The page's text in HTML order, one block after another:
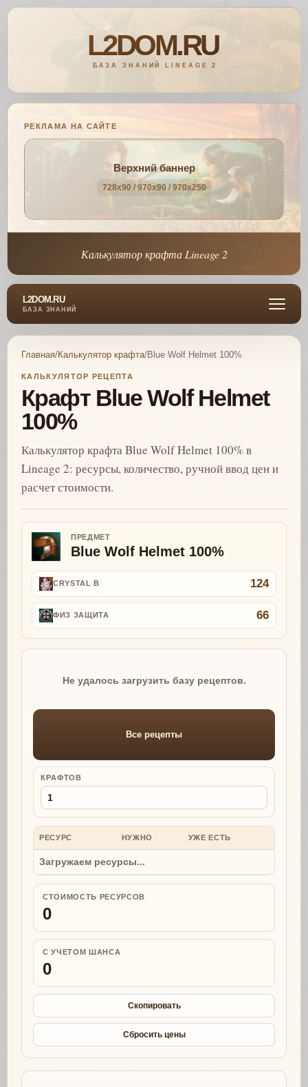
РЕКЛАМА НА САЙТЕ
Верхний баннер
728x90 / 970x90 / 970x250
Калькулятор крафта Lineage 2
L2DOM.RU
БАЗА ЗНАНИЙ
Главная/Калькулятор крафта/Blue Wolf Helmet 100%
КАЛЬКУЛЯТОР РЕЦЕПТА
Крафт Blue Wolf Helmet
100%
Калькулятор крафта Blue Wolf Helmet 100% в
Lineage 2: ресурсы, количество, ручной ввод цен и
расчет стоимости.
ПРЕДМЕТ
Blue Wolf Helmet 100%
CRYSTAL B 124
ФИЗ ЗАЩИТА 66
Не удалось загрузить базу рецептов.
Все рецепты
КРАФТОВ
РЕСУРС НУЖНО УЖЕ ЕСТЬ
Загружаем ресурсы...
СТОИМОСТЬ РЕСУРСОВ
0
С УЧЕТОМ ШАНСА
0
Скопировать
Сбросить цены